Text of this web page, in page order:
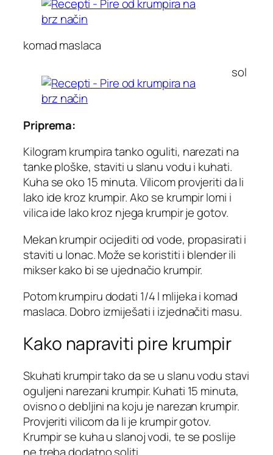
komad maslaca
sol
Priprema:
Kilogram krumpira tanko oguliti, narezati na
tanke ploške, staviti u slanu vodu i kuhati.
Kuha se oko 15 minuta. Vilicom provjeriti da li
lako ide kroz krumpir. Ako se krumpir lomi i
vilica ide lako kroz njega krumpir je gotov.
Mekan krumpir ocijediti od vode, propasirati i
staviti u lonac. Može se koristiti i blender ili
mikser kako bi se ujednačio krumpir.
Potom krumpiru dodati 1/4 l mlijeka i komad
maslaca. Dobro izmiješati i izjednačiti masu.
Kako napraviti pire krumpir
Skuhati krumpir tako da se u slanu vodu stavi
oguljeni narezani krumpir. Kuhati 15 minuta,
ovisno o debljini na koju je narezan krumpir.
Provjeriti vilicom da li je krumpir gotov.
Krumpir se kuha u slanoj vodi, te se poslije
ne treba dodatno soliti.